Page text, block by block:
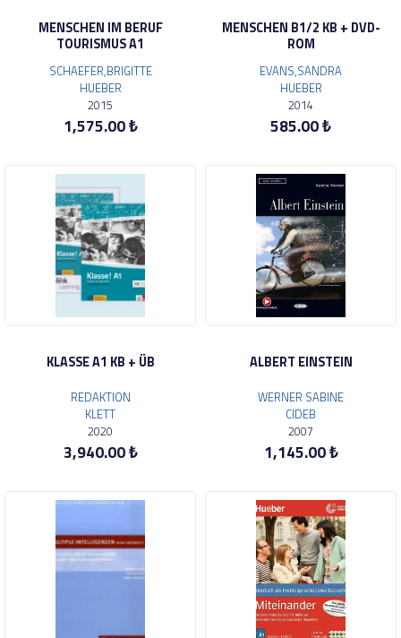
MENSCHEN IM BERUF
TOURISMUS A1
SCHAEFER,BRIGITTE
HUEBER
2015
1,575.00 ₺
MENSCHEN B1/2 KB + DVD-
ROM
EVANS,SANDRA
HUEBER
2014
585.00 ₺
KLASSE A1 KB + ÜB
REDAKTION
KLETT
2020
3,940.00 ₺
ALBERT EINSTEIN
WERNER SABINE
CIDEB
2007
1,145.00 ₺